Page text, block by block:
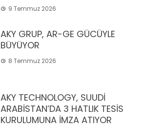
9 Temmuz 2026
AKY GRUP, AR-GE GÜCÜYLE
BÜYÜYOR
8 Temmuz 2026
AKY TECHNOLOGY, SUUDİ
ARABİSTAN’DA 3 HATLIK TESİS
KURULUMUNA İMZA ATIYOR